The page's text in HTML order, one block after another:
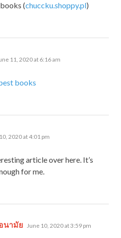
(chuccku.shoppy.pl)
11, 2020 at 6:16 am
books
2020 at 4:01 pm
article over here. It’s
for me.
นามัย says:
June 10, 2020 at 3:59 pm